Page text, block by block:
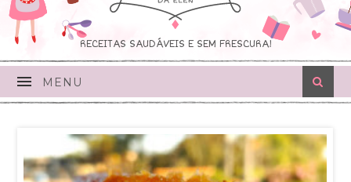
RECEITAS SAUDÁVEIS E SEM FRESCURA!
MENU